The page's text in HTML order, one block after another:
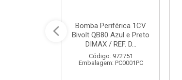
Bomba Periférica 1CV
Bivolt QB80 Azul e Preto
DIMAX / REF. D...
Código: 972751
Embalagem: PC0001PC